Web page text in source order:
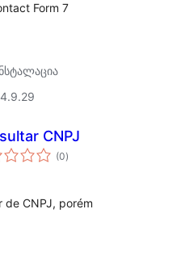
Form 7
CNPJ
(0საერთო
რეიტინგი
)
de CNPJ, porém